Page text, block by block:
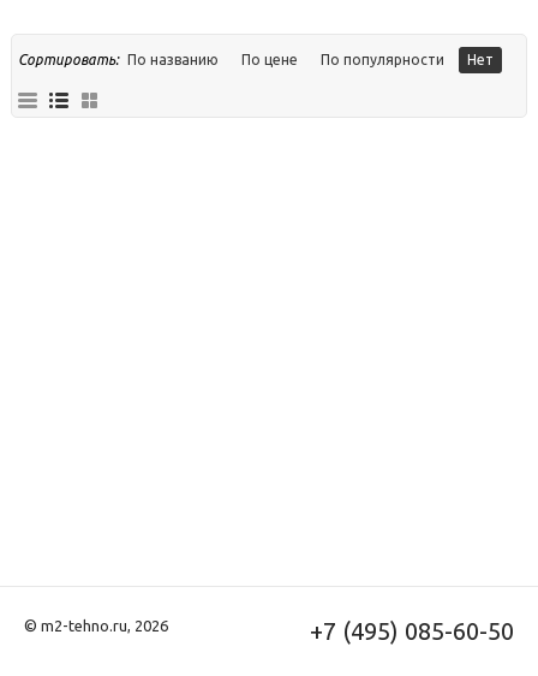
Сортировать: По названию По цене По популярности Нет
© m2-tehno.ru, 2026 +7 (495) 085-60-50